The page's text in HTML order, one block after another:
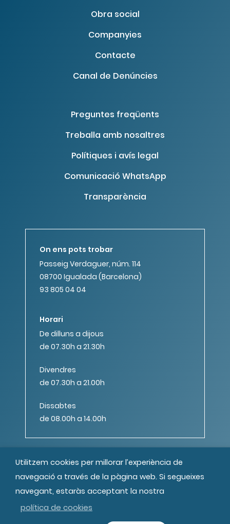
Obra social
Companyies
Contacte
Canal de Denúncies
Preguntes freqüents
Treballa amb nosaltres
Polítiques i avís legal
Comunicació WhatsApp
Transparència
© MIPS Fundació Privada, 2019
Tots els drets reservats
On ens pots trobar
Passeig Verdaguer, núm. 114
08700 Igualada (Barcelona)
93 805 04 04
Horari
De dilluns a dijous
de 07.30h a 21.30h
Divendres
de 07.30h a 21.00h
Dissabtes
de 08.00h a 14.00h
Utilitzem cookies per millorar l’experiència de
navegació a través de la pàgina web. Si segueixes
navegant, estaràs acceptant la nostra
política de cookies